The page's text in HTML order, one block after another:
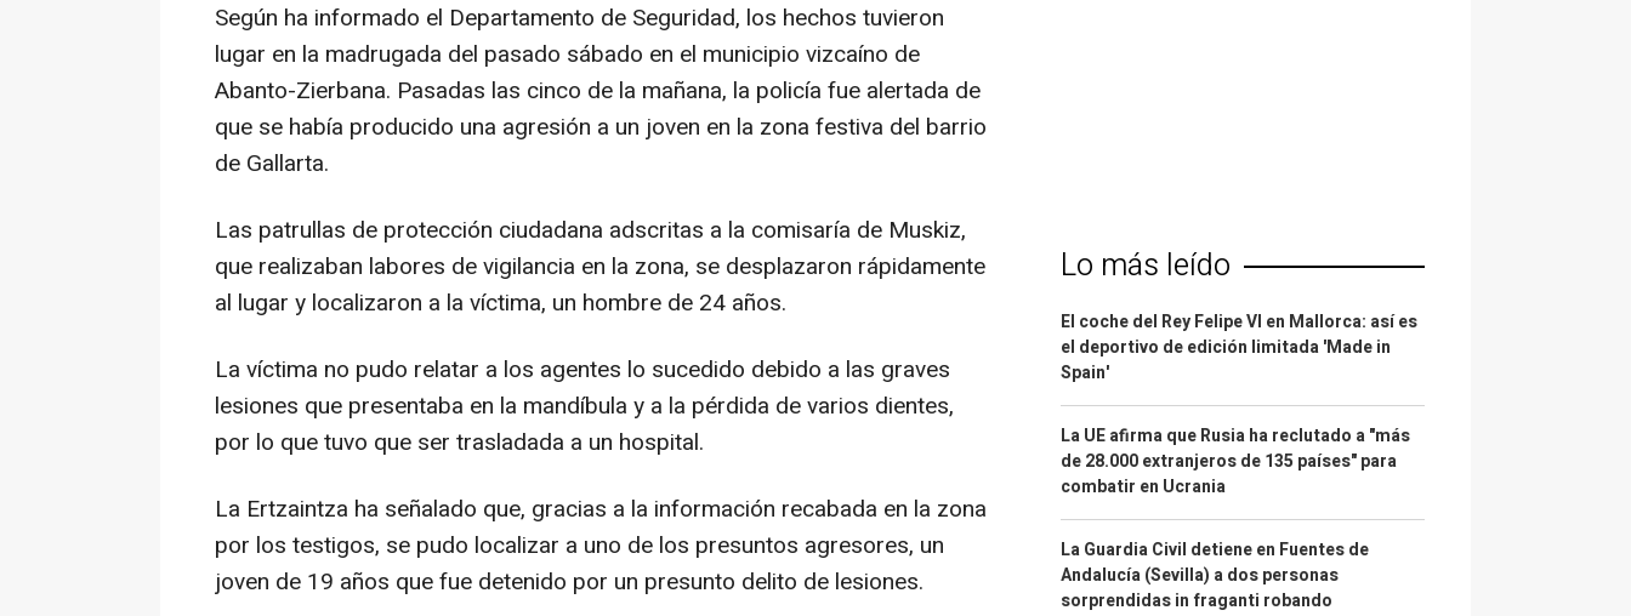
Según ha informado el Departamento de Seguridad, los hechos tuvieron
lugar en la madrugada del pasado sábado en el municipio vizcaíno de
Abanto-Zierbana. Pasadas las cinco de la mañana, la policía fue alertada de
que se había producido una agresión a un joven en la zona festiva del barrio
de Gallarta.
Las patrullas de protección ciudadana adscritas a la comisaría de Muskiz,
que realizaban labores de vigilancia en la zona, se desplazaron rápidamente
al lugar y localizaron a la víctima, un hombre de 24 años.
La víctima no pudo relatar a los agentes lo sucedido debido a las graves
lesiones que presentaba en la mandíbula y a la pérdida de varios dientes,
por lo que tuvo que ser trasladada a un hospital.
La Ertzaintza ha señalado que, gracias a la información recabada en la zona
por los testigos, se pudo localizar a uno de los presuntos agresores, un
joven de 19 años que fue detenido por un presunto delito de lesiones.
Lo más leído
El coche del Rey Felipe VI en Mallorca: así es
el deportivo de edición limitada 'Made in
Spain'
La UE afirma que Rusia ha reclutado a "más
de 28.000 extranjeros de 135 países" para
combatir en Ucrania
La Guardia Civil detiene en Fuentes de
Andalucía (Sevilla) a dos personas
sorprendidas in fraganti robando